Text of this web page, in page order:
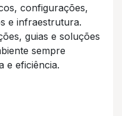
configurações,
e infraestrutura.
guias e soluções
sempre
e eficiência.